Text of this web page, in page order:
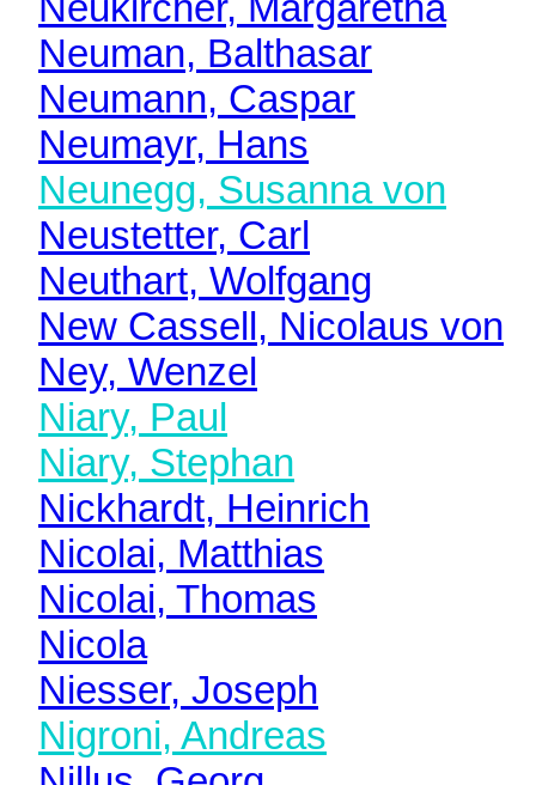
Neuman, Balthasar
Neumann, Caspar
Neumayr, Hans
Neunegg, Susanna von
Neustetter, Carl
Neuthart, Wolfgang
New Cassell, Nicolaus von
Ney, Wenzel
Niary, Paul
Niary, Stephan
Nickhardt, Heinrich
Nicolai, Matthias
Nicolai, Thomas
Nicola
Niesser, Joseph
Nigroni, Andreas